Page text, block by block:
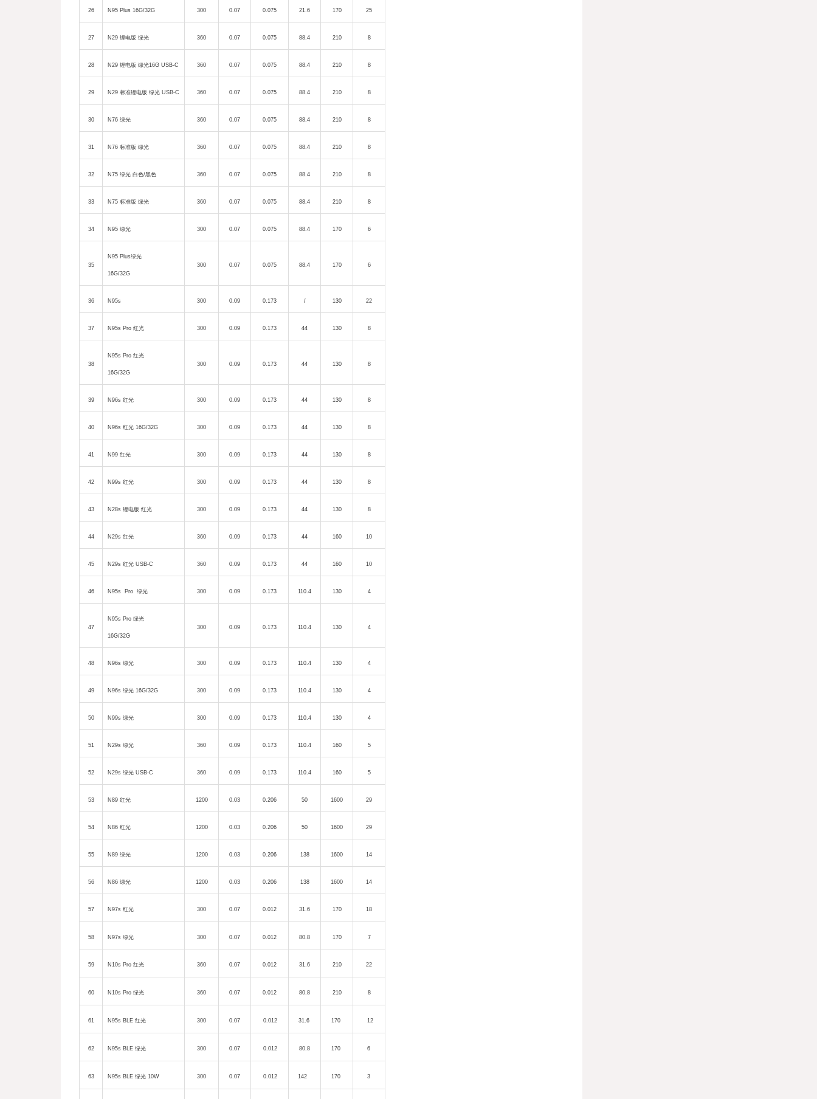
26 N95 Plus 16G/32G 300 0.07 0.075 21.6 170 25
27 N29锂电版 绿光 360 0.07 0.075 88.4 210 8
28 N29锂电版 绿光16G USB-C 360 0.07 0.075 88.4 210 8
29 N29标准锂电版 绿光 USB-C 360 0.07 0.075 88.4 210 8
30 N76绿光 360 0.07 0.075 88.4 210 8
31 N76标准版 绿光 360 0.07 0.075 88.4 210 8
32 N75绿光 白色/黑色 360 0.07 0.075 88.4 210 8
33 N75标准版 绿光 360 0.07 0.075 88.4 210 8
34 N95绿光 300 0.07 0.075 88.4 170 6
35
N95 Plus绿光
16G/32G
300 0.07 0.075 88.4 170 6
36 N95s 300 0.09 0.173 / 130 22
37 N95s Pro红光 300 0.09 0.173 44 130 8
38
N95s Pro红光
16G/32G
300 0.09 0.173 44 130 8
39 N96s红光 300 0.09 0.173 44 130 8
40 N96s红光 16G/32G 300 0.09 0.173 44 130 8
41 N99红光 300 0.09 0.173 44 130 8
42 N99s红光 300 0.09 0.173 44 130 8
43 N28s锂电版 红光 300 0.09 0.173 44 130 8
44 N29s红光 360 0.09 0.173 44 160 10
45 N29s红光 USB-C 360 0.09 0.173 44 160 10
46 N95s Pro绿光 300 0.09 0.173 110.4 130 4
47
N95s Pro绿光
16G/32G
300 0.09 0.173 110.4 130 4
48 N96s绿光 300 0.09 0.173 110.4 130 4
49 N96s绿光 16G/32G 300 0.09 0.173 110.4 130 4
50 N99s绿光 300 0.09 0.173 110.4 130 4
51 N29s绿光 360 0.09 0.173 110.4 160 5
52 N29s绿光 USB-C 360 0.09 0.173 110.4 160 5
53 N89红光 1200 0.03 0.206 50 1600 29
54 N86红光 1200 0.03 0.206 50 1600 29
55 N89绿光 1200 0.03 0.206 138 1600 14
56 N86绿光 1200 0.03 0.206 138 1600 14
57 N97s 红光 300 0.07 0.012 31.6 170 18
58 N97s 绿光 300 0.07 0.012 80.8 170 7
59 N10s Pro 红光 360 0.07 0.012 31.6 210 22
60 N10s Pro绿光 360 0.07 0.012 80.8 210 8
61 N95s BLE 红光 300 0.07 0.012 31.6 170 12
62 N95s BLE 绿光 300 0.07 0.012 80.8 170 6
63 N95s BLE 绿光 10W 300 0.07 0.012 142 170 3